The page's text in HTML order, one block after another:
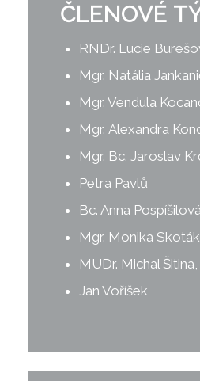
ČLENOVÉ
RNDr. Lucie
Mgr. Natália
Mgr. Vendula
Mgr. Alexandra
Mgr. Bc. Jaroslav
Petra Pavlů
Bc. Anna Pospíšilová
Mgr. Monika
MUDr. Michal
Jan Voříšek